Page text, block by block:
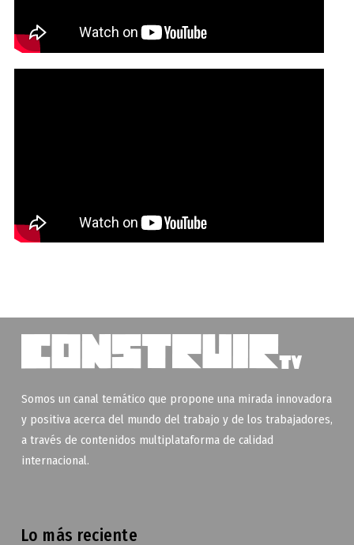
Somos un canal temático que propone una mirada innovadora
y positiva acerca del mundo del trabajo y de los trabajadores,
a través de contenidos multiplataforma de calidad
internacional.
Lo más reciente